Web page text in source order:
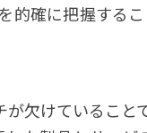
的確に把握する
欠けていることで